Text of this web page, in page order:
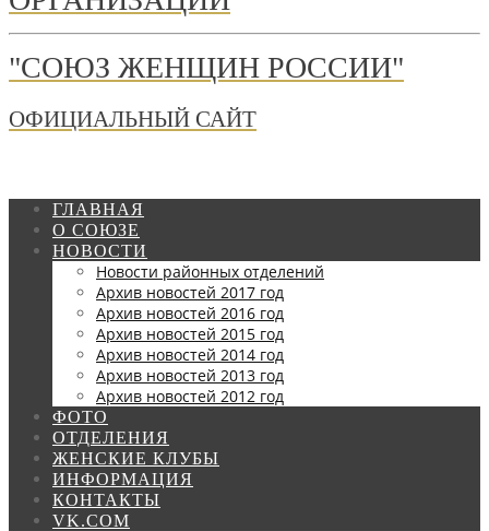
"СОЮЗ ЖЕНЩИН РОССИИ"
ОФИЦИАЛЬНЫЙ САЙТ
ГЛАВНАЯ
О СОЮЗЕ
НОВОСТИ
Новости районных отделений
Архив новостей 2017 год
Архив новостей 2016 год
Архив новостей 2015 год
Архив новостей 2014 год
Архив новостей 2013 год
Архив новостей 2012 год
ФОТО
ОТДЕЛЕНИЯ
ЖЕНСКИЕ КЛУБЫ
ИНФОРМАЦИЯ
КОНТАКТЫ
VK.COM